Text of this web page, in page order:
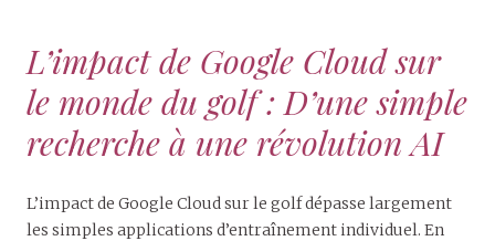
L’impact de Google Cloud sur
le monde du golf : D’une simple
recherche à une révolution AI
L’impact de Google Cloud sur le golf dépasse largement
les simples applications d’entraînement individuel. En